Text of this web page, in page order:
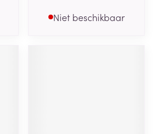
Niet beschikbaar